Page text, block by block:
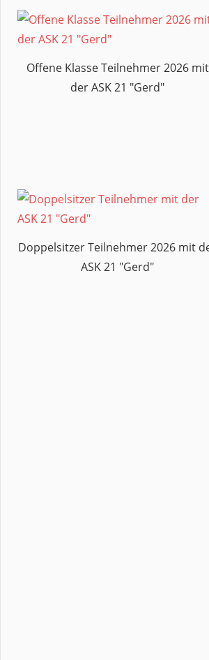
Offene Klasse Teilnehmer 2026 mit
der ASK 21 "Gerd"
Doppelsitzer Teilnehmer 2026 mit
ASK 21 "Gerd"